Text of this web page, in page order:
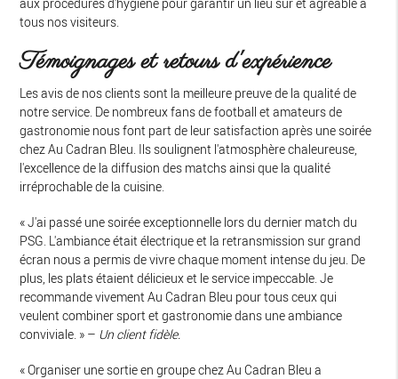
tous nos visiteurs.
Témoignages et retours d'expérience
Les avis de nos clients sont la meilleure preuve de la qualité de
notre service. De nombreux fans de football et amateurs de
gastronomie nous font part de leur satisfaction après une soirée
chez Au Cadran Bleu. Ils soulignent l'atmosphère chaleureuse,
l'excellence de la diffusion des matchs ainsi que la qualité
irréprochable de la cuisine.
« J'ai passé une soirée exceptionnelle lors du dernier match du
PSG. L'ambiance était électrique et la retransmission sur grand
écran nous a permis de vivre chaque moment intense du jeu. De
plus, les plats étaient délicieux et le service impeccable. Je
recommande vivement Au Cadran Bleu pour tous ceux qui
veulent combiner sport et gastronomie dans une ambiance
conviviale. » – Un client fidèle.
« Organiser une sortie en groupe chez Au Cadran Bleu a